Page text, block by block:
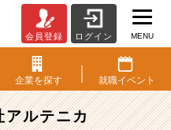
会員登録 ログイン MENU
企業を探す 就職イベント
アルテニカ